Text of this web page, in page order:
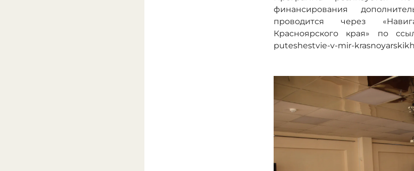
финансирования
проводится через
Красноярского края» по
puteshestvie-v-mir-